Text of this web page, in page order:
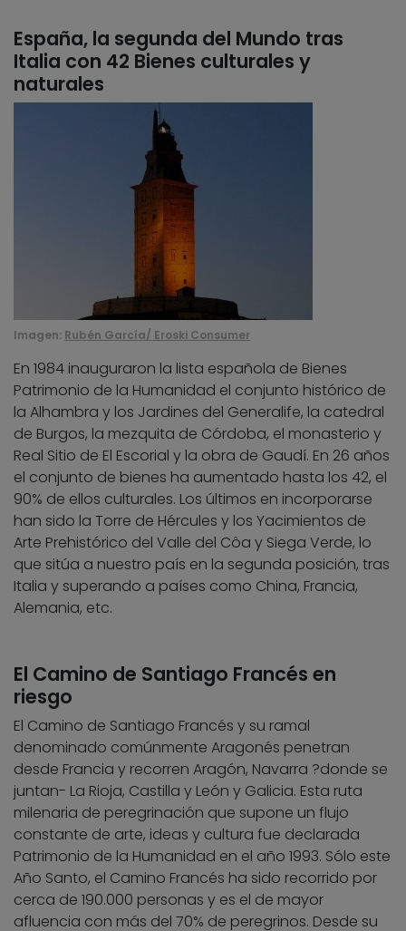
España, la segunda del Mundo tras
Italia con 42 Bienes culturales y
naturales
Imagen: Rubén García/ Eroski Consumer
En 1984 inauguraron la lista española de Bienes
Patrimonio de la Humanidad el conjunto histórico de
la Alhambra y los Jardines del Generalife, la catedral
de Burgos, la mezquita de Córdoba, el monasterio y
Real Sitio de El Escorial y la obra de Gaudí. En 26 años
el conjunto de bienes ha aumentado hasta los 42, el
90% de ellos culturales. Los últimos en incorporarse
han sido la Torre de Hércules y los Yacimientos de
Arte Prehistórico del Valle del Côa y Siega Verde, lo
que sitúa a nuestro país en la segunda posición, tras
Italia y superando a países como China, Francia,
Alemania, etc.
El Camino de Santiago Francés en
riesgo
El Camino de Santiago Francés y su ramal
denominado comúnmente Aragonés penetran
desde Francia y recorren Aragón, Navarra ?donde se
juntan- La Rioja, Castilla y León y Galicia. Esta ruta
milenaria de peregrinación que supone un flujo
constante de arte, ideas y cultura fue declarada
Patrimonio de la Humanidad en el año 1993. Sólo este
Año Santo, el Camino Francés ha sido recorrido por
cerca de 190.000 personas y es el de mayor
afluencia con más del 70% de peregrinos. Desde su